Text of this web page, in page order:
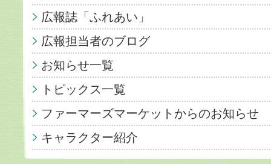
広報誌「ふれあい」
広報担当者のブログ
お知らせ一覧
トピックス一覧
ファーマーズマーケットからのお知らせ
キャラクター紹介